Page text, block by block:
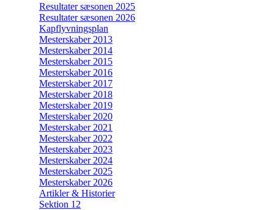
Resultater sæsonen 2025
Resultater sæsonen 2026
Kapflyvningsplan
Mesterskaber 2013
Mesterskaber 2014
Mesterskaber 2015
Mesterskaber 2016
Mesterskaber 2017
Mesterskaber 2018
Mesterskaber 2019
Mesterskaber 2020
Mesterskaber 2021
Mesterskaber 2022
Mesterskaber 2023
Mesterskaber 2024
Mesterskaber 2025
Mesterskaber 2026
Artikler & Historier
Sektion 12